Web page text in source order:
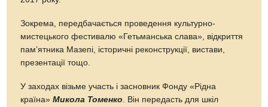
Зокрема, передбачається проведення культурно-
мистецького фестивалю «Гетьманська слава», відкриття
памʼятника Мазепі, історичні реконструкції, вистави,
презентації тощо.
У заходах візьме участь і засновник Фонду «Рідна
країна» Микола Томенко . Він передасть для шкіл